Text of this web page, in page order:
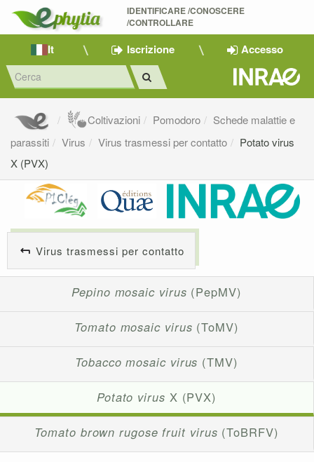
IDENTIFICARE /CONOSCERE
/CONTROLLARE
It Iscrizione Accesso
Coltivazioni Pomodoro
Schede malattie e
parassiti
Virus Virus trasmessi per contatto
Potato virus
X (PVX)
Virus trasmessi per contatto
Pepino mosaic virus (PepMV)
Tomato mosaic virus (ToMV)
Tobacco mosaic virus (TMV)
Potato virus X (PVX)
Tomato brown rugose fruit virus (ToBRFV)